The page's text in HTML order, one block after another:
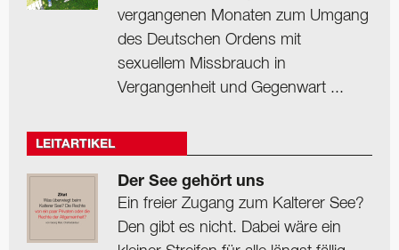
vergangenen Monaten zum Umgang
des Deutschen Ordens mit
sexuellem Missbrauch in
Vergangenheit und Gegenwart ...
LEITARTIKEL
Der See gehört uns
Ein freier Zugang zum Kalterer See?
Den gibt es nicht. Dabei wäre ein